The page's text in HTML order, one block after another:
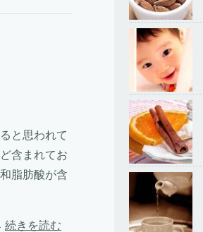
と思われて
含まれてお
脂肪酸が含
続きを読む